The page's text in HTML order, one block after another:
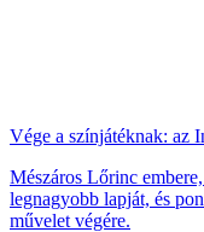
Vége a színjátéknak: az
Mészáros Lőrinc
legnagyobb lapját, és
művelet végére.